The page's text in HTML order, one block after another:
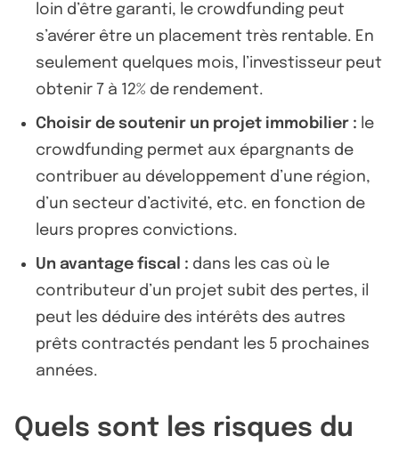
loin d’être garanti, le crowdfunding peut
s’avérer être un placement très rentable. En
seulement quelques mois, l’investisseur peut
obtenir 7 à 12% de rendement.
Choisir de soutenir un projet immobilier : le
crowdfunding permet aux épargnants de
contribuer au développement d’une région,
d’un secteur d’activité, etc. en fonction de
leurs propres convictions.
Un avantage fiscal : dans les cas où le
contributeur d’un projet subit des pertes, il
peut les déduire des intérêts des autres
prêts contractés pendant les 5 prochaines
années.
Quels sont les risques du